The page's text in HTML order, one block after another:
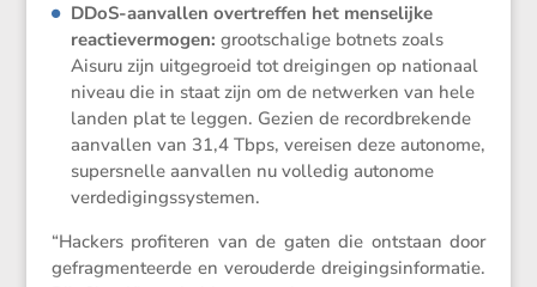
DDoS-aanvallen overtreffen het mense­lijke
reactie­ver­mogen: groot­scha­lige botnets zoals
Aisuru zijn uitge­groeid tot dreigingen op natio­naal
niveau die in staat zijn om de netwerken van hele
landen plat te leggen. Gezien de record­bre­kende
aanvallen van 31,4 Tbps, vereisen deze autonome,
super­snelle aanvallen nu volledig autonome
verdedigingssystemen.
“Hackers profi­teren van de gaten die ontstaan door
gefrag­men­teerde en verou­derde dreigings­in­for­matie.